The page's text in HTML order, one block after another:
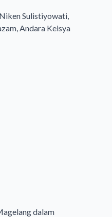
Sulistiyowati,
Andara Keisya
dalam